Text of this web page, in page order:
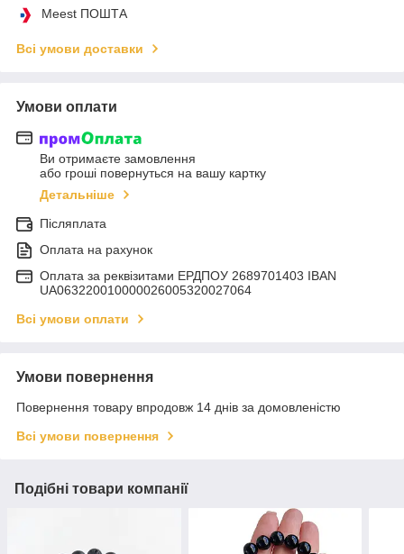
Meest ПОШТА
Всі умови доставки
Умови оплати
Ви отримаєте замовлення
або гроші повернуться на вашу картку
Детальніше
Післяплата
Оплата на рахунок
Оплата за реквізитами ЕРДПОУ 2689701403 IBAN
UA063220010000026005320027064
Всі умови оплати
Умови повернення
Повернення товару впродовж 14 днів за домовленістю
Всі умови повернення
Подібні товари компанії